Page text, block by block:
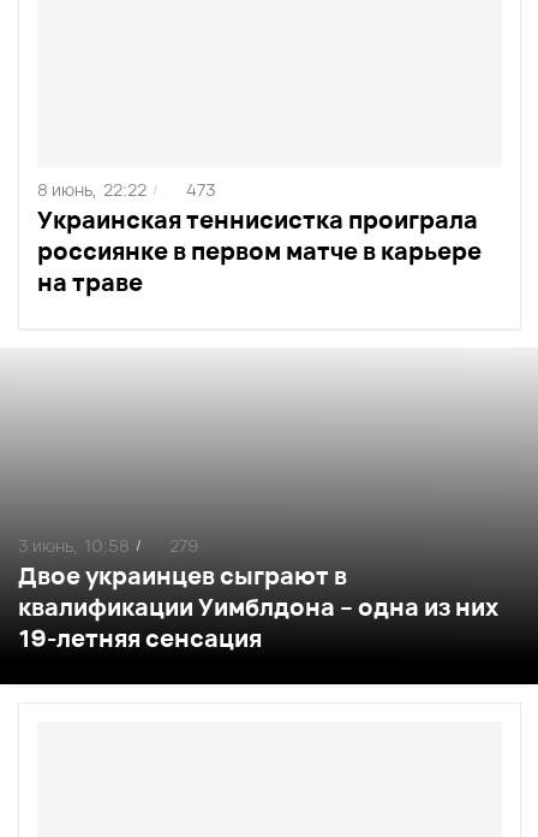
Украинская теннисистка проиграла
россиянке в первом матче в карьере
на траве
8 июнь, 22:22 / 473
Двое украинцев сыграют в
квалификации Уимблдона – одна из них
19-летняя сенсация
3 июнь, 10:58 / 279